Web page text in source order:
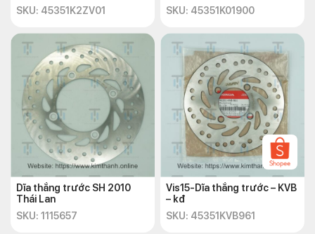
SKU: 45351K2ZV01
SKU: 45351K01900
Dĩa thắng trước SH 2010
Thái Lan
SKU: 1115657
Vis15-Dĩa thắng trước – KVB
– kđ
SKU: 45351KVB961